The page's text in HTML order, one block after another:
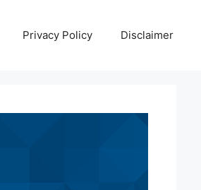
Privacy Policy Disclaimer